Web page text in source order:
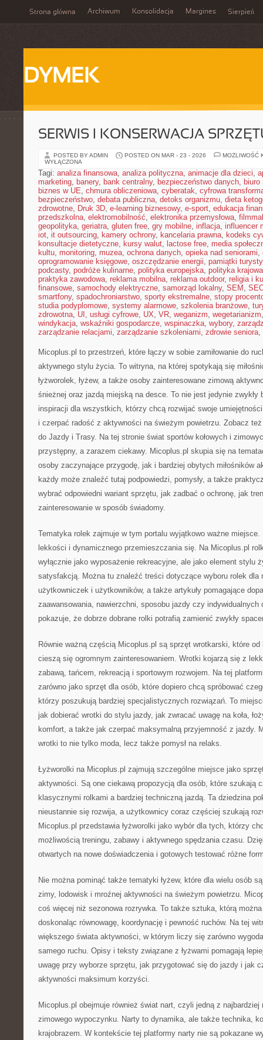
Strona główna Archiwum Konsolidacja Margines Sierpień
DYMEK
SERWIS I KONSERWACJA
POSTED BY ADMIN POSTED ON MAR - 23 - 2026
MOŻLIWOŚĆ
WYŁĄCZONA
Tagi: analiza finansowa, analiza polityczna, animacje dla dzieci,
marketing, banery, bank centralny, bezpieczeństwo danych, biuro
biznes w UE, chmura obliczeniowa, cyberatak, cyfrowa
bezpieczeństwo, debata publiczna, detoks organizmu, dieta
zdrowotne, Druk 3D, e-learning biznesowy, e-sport, edukacja
przedszkolna, elektromobilność, elektronika przemysłowa,
geopolityka, geriatra, gluten free, gry mobilne, inflacja, influencer
iot, it outsourcing, kamery ochrony, kancelaria prawna, kodeks
konsultacje dietetyczne, kursy walut, lactose free, media
kultu, monitoring, muzea, ochrona danych, opieka nad seniorami,
oprogramowanie księgowe, oszczędzanie energii, pamiątki
podcasty, podróże kulinarne, polityka europejska, polityka krajowa
praktyka zawodowa, reklama mobilna, reklama outdoor, religia i
finansowe, samochody elektryczne, samorząd lokalny, SEM ,
smartfony, spadochroniarstwo, sporty ekstremalne, stopy
studia podyplomowe, systemy alarmowe, szkolenia branżowe,
zdrowotna, UI , usługi cyfrowe, UX, VR, weganizm, wegetarianizm
windykacja, wskaźniki gospodarcze, wspinaczka, wybory,
zarządzanie relacjami, zarządzanie szkoleniami, zdrowie seniora,
Micoplus.pl to przestrzeń, które łączy w sobie zamiłowanie do
aktywnego stylu życia. To witryna, na której spotykają się
łyżworolek, łyżew, a także osoby zainteresowane zimową
śnieżnej oraz jazdą miejską na desce. To nie jest jedynie zwykły
inspiracji dla wszystkich, którzy chcą rozwijać swoje
i czerpać radość z aktywności na świeżym powietrzu. Zobacz
do Jazdy i Trasy. Na tej stronie świat sportów kołowych i
przystępny, a zarazem ciekawy. Micoplus.pl skupia się na
osoby zaczynające przygodę, jak i bardziej obytych miłośników
każdy może znaleźć tutaj podpowiedzi, pomysły, a także
wybrać odpowiedni wariant sprzętu, jak zadbać o ochronę, jak
zainteresowanie w sposób świadomy.
Tematyka rolek zajmuje w tym portalu wyjątkowo ważne
lekkości i dynamicznego przemieszczania się. Na Micoplus.pl
wyłącznie jako wyposażenie rekreacyjne, ale jako element stylu
satysfakcją. Można tu znaleźć treści dotyczące wyboru rolek dla
użytkowniczek i użytkowników, a także artykuły pomagające
zaawansowania, nawierzchni, sposobu jazdy czy
pokazuje, że dobrze dobrane rolki potrafią zamienić zwykły
Równie ważną częścią Micoplus.pl są sprzęt wrotkarski, które od
cieszą się ogromnym zainteresowaniem. Wrotki kojarzą się z
zabawą, tańcem, rekreacją i sportowym rozwojem. Na tej
zarówno jako sprzęt dla osób, które dopiero chcą spróbować
którzy poszukują bardziej specjalistycznych rozwiązań. To
jak dobierać wrotki do stylu jazdy, jak zwracać uwagę na koła,
komfort, a także jak czerpać maksymalną przyjemność z jazdy.
wrotki to nie tylko moda, lecz także pomysł na relaks.
Łyżworolki na Micoplus.pl zajmują szczególne miejsce jako
aktywności. Są one ciekawą propozycją dla osób, które szukają
klasycznymi rolkami a bardziej techniczną jazdą. Ta dziedzina
nieustannie się rozwija, a użytkownicy coraz częściej szukają
Micoplus.pl przedstawia łyżworolki jako wybór dla tych, którzy
możliwością treningu, zabawy i aktywnego spędzania czasu.
otwartych na nowe doświadczenia i gotowych testować różne
Nie można pominąć także tematyki łyżew, które dla wielu osób
zimy, lodowisk i mroźnej aktywności na świeżym powietrzu.
coś więcej niż sezonowa rozrywka. To także sztuka, którą
doskonaląc równowagę, koordynację i pewność ruchów. Na tej
większego świata aktywności, w którym liczy się zarówno
samego ruchu. Opisy i teksty związane z łyżwami pomagają
uwagę przy wyborze sprzętu, jak przygotować się do jazdy i jak
aktywności maksimum korzyści.
Micoplus.pl obejmuje również świat nart, czyli jedną z najbardziej
zimowego wypoczynku. Narty to dynamika, ale także technika,
krajobrazem. W kontekście tej platformy narty nie są pokazane